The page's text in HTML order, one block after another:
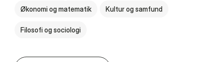
Økonomi og matematik Kultur og samfund
Filosofi og sociologi